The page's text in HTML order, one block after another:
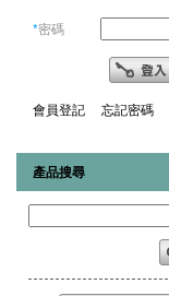
*密碼
會員登記 忘記密碼
產品搜尋